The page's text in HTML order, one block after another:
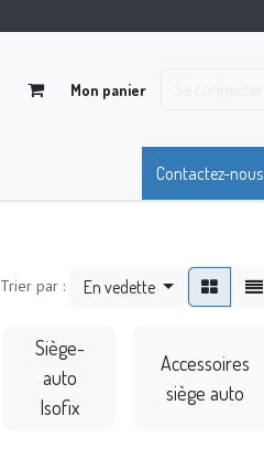
Mon panier
Contactez-nous
Trier par : En vedette
Siège-
auto
Isofix
Accessoires
siège auto